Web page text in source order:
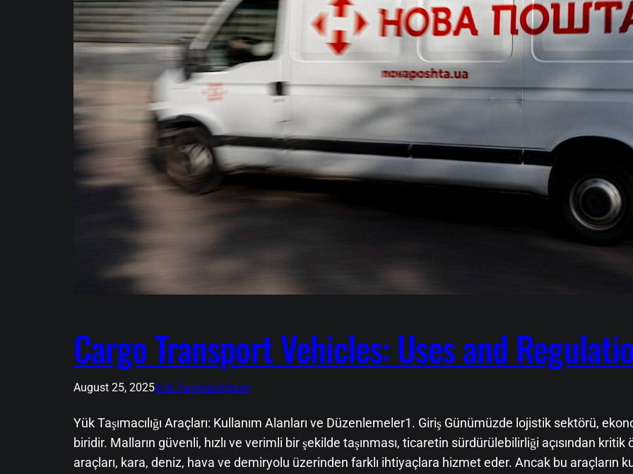
Cargo Transport Vehicles: Uses and
August 25, 2025Yük Taşımacılığının
Yük Taşımacılığı Araçları: Kullanım Alanları ve Düzenlemeler1. Giriş Günümüzde lojistik sektörü,
biridir. Malların güvenli, hızlı ve verimli bir şekilde taşınması, ticaretin sürdürülebilirliği açısından kritik
araçları, kara, deniz, hava ve demiryolu üzerinden farklı ihtiyaçlara hizmet eder. Ancak bu araçların